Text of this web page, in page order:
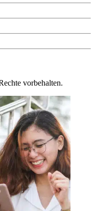
vorbehalten.